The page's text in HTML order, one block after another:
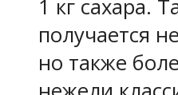
1 кг сахара.
получается
но также